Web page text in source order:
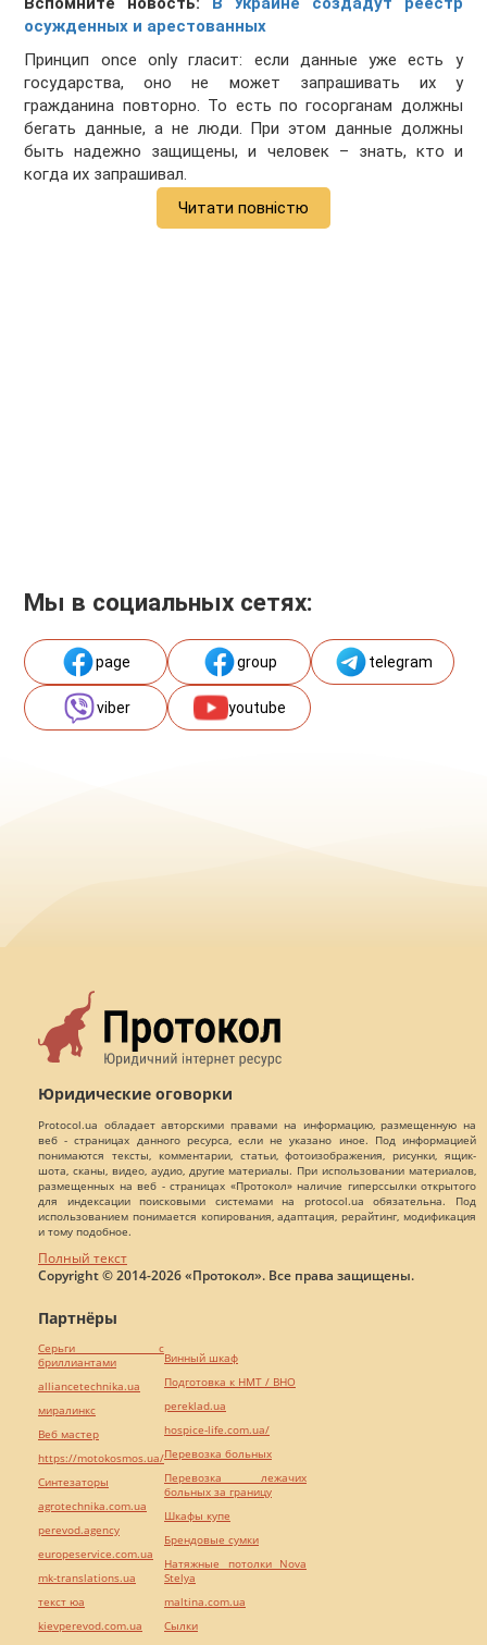
осужденных и арестованных
Принцип оnce only гласит: если данные уже есть у
государства, оно не может запрашивать их у
гражданина повторно. То есть по госорганам должны
бегать данные, а не люди. При этом данные должны
быть надежно защищены, и человек – знать, кто и
когда их запрашивал.
Читати повністю
Мы в социальных сетях:
page group telegram
viber youtube
Юридические оговорки
Protocol.ua обладает авторскими правами на информацию, размещенную на
веб - страницах данного ресурса, если не указано иное. Под информацией
понимаются тексты, комментарии, статьи, фотоизображения, рисунки, ящик-
шота, сканы, видео, аудио, другие материалы. При использовании материалов,
размещенных на веб - страницах «Протокол» наличие гиперссылки открытого
для индексации поисковыми системами на protocol.ua обязательна. Под
использованием понимается копирования, адаптация, рерайтинг, модификация
и тому подобное.
Полный текст
Copyright © 2014-2026 «Протокол». Все права защищены.
Партнёры
Серьги с
бриллиантами
alliancetechnika.ua
миралинкс
Веб мастер
https://motokosmos.ua/
Синтезаторы
agrotechnika.com.ua
perevod.agency
europeservice.com.ua
mk-translations.ua
текст юа
kievperevod.com.ua
Винный шкаф
Подготовка к НМТ / ВНО
pereklad.ua
hospice-life.com.ua/
Перевозка больных
Перевозка лежачих
больных за границу
Шкафы купе
Брендовые сумки
Натяжные потолки Nova
Stelya
maltina.com.ua
Cылки